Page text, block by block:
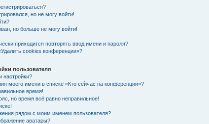
но не могу войти!
но больше не могу войти!
приходится повторять ввод имени и пароля?
cookies конференции»?
пользователя
настройки?
моего имени в списке «Кто сейчас на конференции»?
время!
но время всё равно неправильное!
рядом с моим именем пользователя?
аватары?